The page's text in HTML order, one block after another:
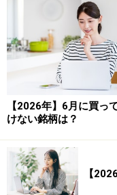
■検証結果■
【2026年】6月に買っ
けない銘柄は？
【